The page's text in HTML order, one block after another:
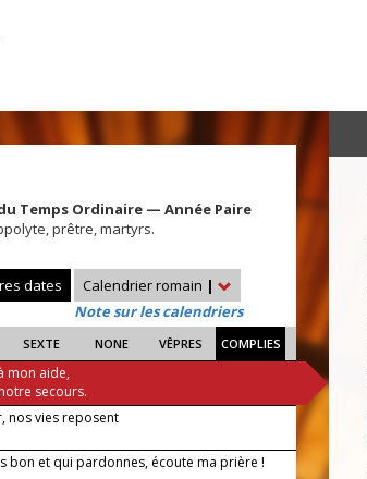
Temps Ordinaire — Année Paire
prêtre, martyrs.
dates Calendrier romain |
Note sur les calendriers
SEXTE NONE VÊPRES COMPLIES
mon aide,
secours.
nos vies reposent
bon et qui pardonnes, écoute ma prière !